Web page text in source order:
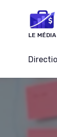
LE